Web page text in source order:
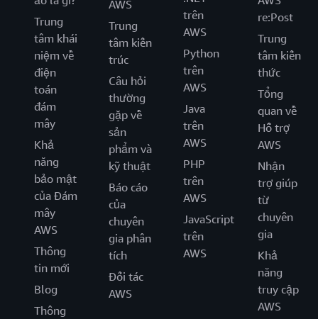
Trung
tâm khái
niệm về
điện
toán
đám
mây
Khả
năng
bảo mật
của Đám
mây
AWS
Thông
tin mới
Blog
Thông
AWS
Trung
tâm kiến
trúc
Câu hỏi
thường
gặp về
sản
phẩm và
kỹ thuật
Báo cáo
của
chuyên
gia phân
tích
Đối tác
AWS
trên
AWS
Python
trên
AWS
Java
trên
AWS
PHP
trên
AWS
JavaScript
trên
AWS
re:Post
Trung
tâm kiến
thức
Tổng
quan về
Hỗ trợ
AWS
Nhận
trợ giúp
từ
chuyên
gia
Khả
năng
truy cập
AWS